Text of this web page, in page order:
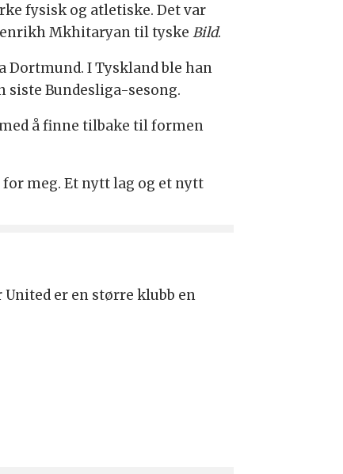
fysisk og atletiske. Det var
Mkhitaryan til tyskeBild.
Dortmund. I Tyskland ble han
siste Bundesliga-sesong.
å finne tilbake til formen
meg. Et nytt lag og et nytt
er en større klubb en